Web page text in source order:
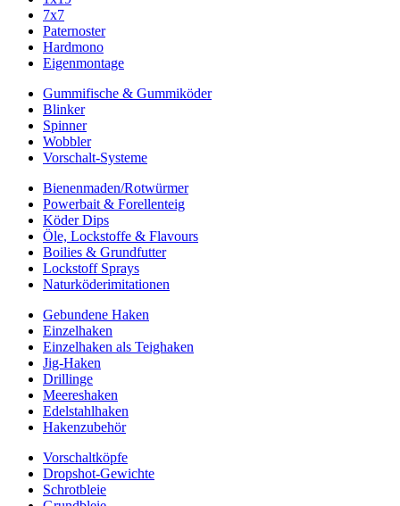
7x7
Paternoster
Hardmono
Eigenmontage
Gummifische & Gummiköder
Blinker
Spinner
Wobbler
Vorschalt-Systeme
Bienenmaden/Rotwürmer
Powerbait & Forellenteig
Köder Dips
Öle, Lockstoffe & Flavours
Boilies & Grundfutter
Lockstoff Sprays
Naturköderimitationen
Gebundene Haken
Einzelhaken
Einzelhaken als Teighaken
Jig-Haken
Drillinge
Meereshaken
Edelstahlhaken
Hakenzubehör
Vorschaltköpfe
Dropshot-Gewichte
Schrotbleie